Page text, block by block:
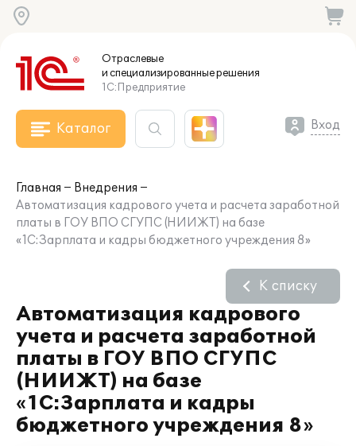
Отраслевые
и специализированныерешения
1С:Предприятие
Каталог Вход
Главная
Внедрения
Автоматизация кадрового учета и расчета заработной
платы в ГОУ ВПО СГУПС (НИИЖТ) на базе
«1С:Зарплата и кадры бюджетного учреждения 8»
Автоматизация кадрового
учета и расчета заработной
платы в ГОУ ВПО СГУПС
(НИИЖТ) на базе
«1С:Зарплата и кадры
бюджетного учреждения 8»
К списку